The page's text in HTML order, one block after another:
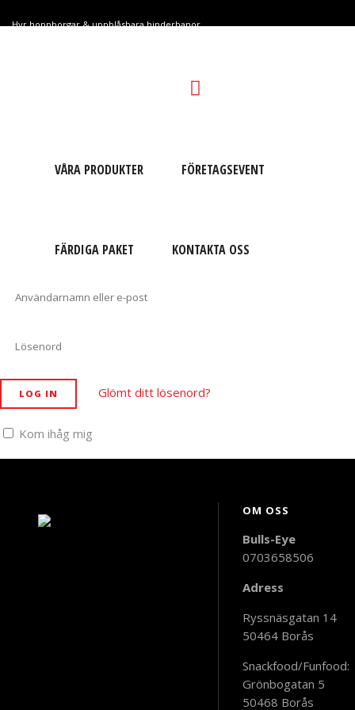
Hyr hoppborgar & uppblåsbara hinderbanor
VÅRA PRODUKTER FÖRETAGSEVENT
FÄRDIGA PAKET KONTAKTA OSS
LOGGA IN
LOG IN Glömt ditt lösenord?
Kom ihåg mig
OM OSS
Bulls-Eye
0703658506
Adress
Ryssnäsgatan 14
50464 Borås
Snackfood/Funfood:
Grönbogatan 5
50468 Borås